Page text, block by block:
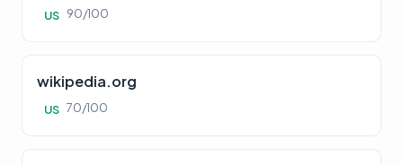
US 90/100
wikipedia.org
US 70/100